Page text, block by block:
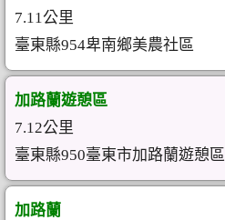
7.11公里
臺東縣954卑南鄉美農社區
加路蘭遊憩區
7.12公里
臺東縣950臺東市加路蘭遊憩區
加路蘭